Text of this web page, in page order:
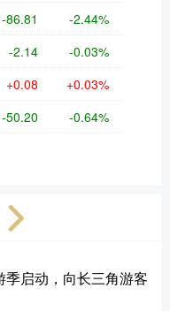
-86.81 -2.44%
-2.14 -0.03%
+0.08 +0.03%
-50.20 -0.64%
启动，向长三角游客